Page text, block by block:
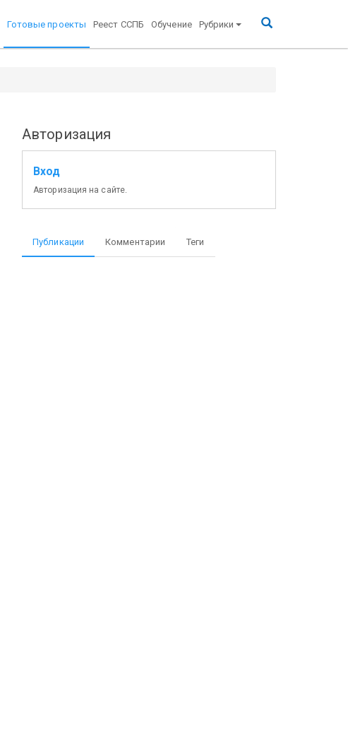
Готовые проекты Реест ССПБ Обучение Рубрики
Авторизация
Вход
Авторизация на сайте.
Публикации Комментарии Теги